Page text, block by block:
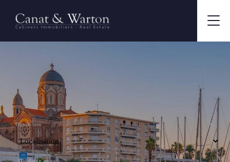
Type de bien